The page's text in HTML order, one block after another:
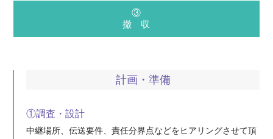
③
撤 収
計画・準備
①調査・設計
中継場所、伝送要件、責任分界点などをヒアリングさせて頂